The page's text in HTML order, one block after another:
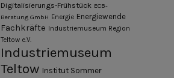
Digitalisierungs-Frühstück ECB-
Beratung GmbH Energie Energiewende
Fachkräfte
Industriemuseum Region
Teltow e.V.
Industriemuseum
Teltow Institut Sommer